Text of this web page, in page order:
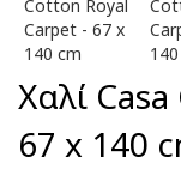
Χαλί
67 x 140